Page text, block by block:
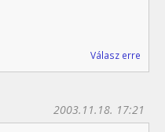
Válasz erre
2003.11.18. 17:21